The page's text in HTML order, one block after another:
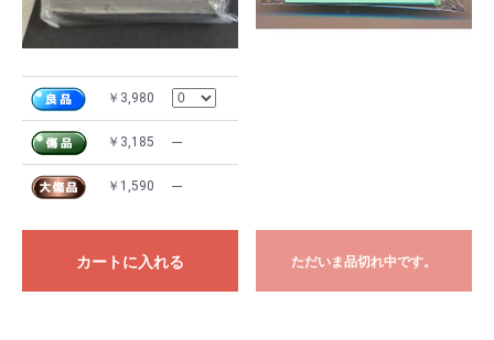
￥3,980
￥3,185 ---
￥1,590 ---
カートに入れる ただいま品切れ中です。